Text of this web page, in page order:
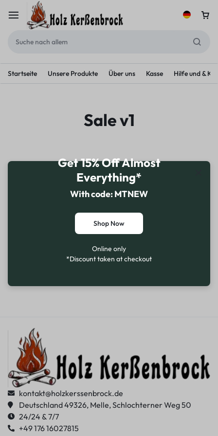
Startseite Unsere Produkte Über uns Kasse Hilfe und &
Sale v1
Get 15% Off Almost
Everything*
With code: MTNEW
Shop Now
Online only
*Discount taken at checkout
kontakt@holzkerssenbrock.de
Deutschland 49326, Melle, Schlochterner Weg 50
24/24 & 7/7
+49 176 16027815